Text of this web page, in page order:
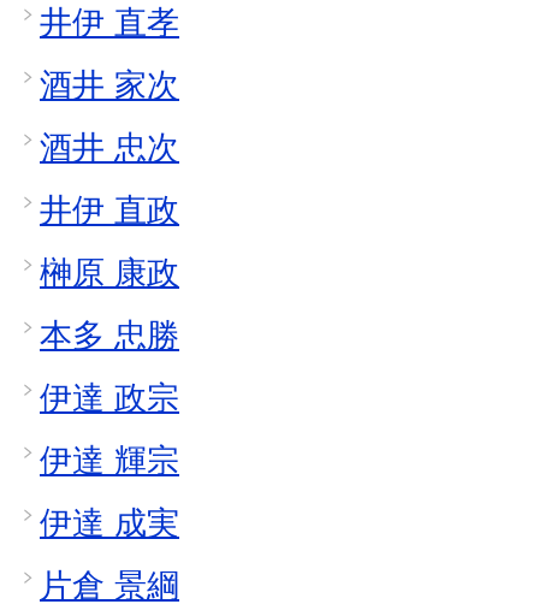
井伊 直孝
酒井 家次
酒井 忠次
井伊 直政
榊原 康政
本多 忠勝
伊達 政宗
伊達 輝宗
伊達 成実
片倉 景綱